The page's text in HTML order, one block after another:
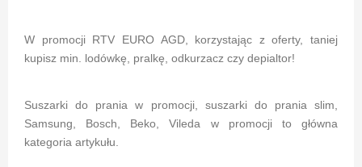
W promocji RTV EURO AGD, korzystając z oferty, taniej
kupisz min. lodówkę, pralkę, odkurzacz czy depialtor!
Suszarki do prania w promocji, suszarki do prania slim,
Samsung, Bosch, Beko, Vileda w promocji to główna
kategoria artykułu.